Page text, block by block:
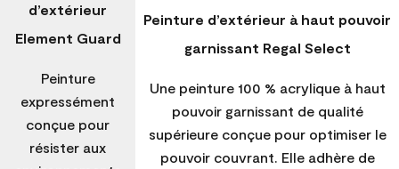
d’extérieur
Element Guard
Peinture
expressément
conçue pour
résister aux
Peinture d’extérieur à haut pouvoir
garnissant Regal Select
Une peinture 100 % acrylique à haut
pouvoir garnissant de qualité
supérieure conçue pour optimiser le
pouvoir couvrant. Elle adhère de